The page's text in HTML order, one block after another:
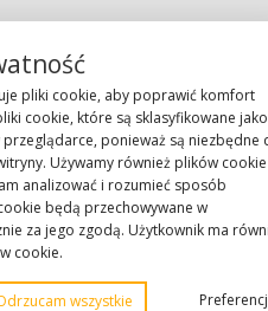
pliki cookie, aby poprawić komfort
cookie, które są sklasyfikowane jako
ponieważ są niezbędne
Używamy również plików cookie
analizować i rozumieć sposób
będą przechowywane w
za jego zgodą. Użytkownik ma
cookie.
wszystkie